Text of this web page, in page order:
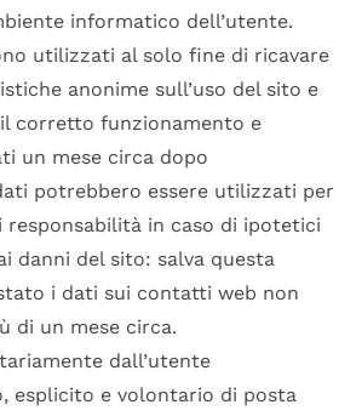
informatico dell’utente.
utilizzati al solo fine di ricavare
anonime sull’uso del sito e
corretto funzionamento e
un mese circa dopo
potrebbero essere utilizzati per
responsabilità in caso di ipotetici
danni del sito: salva questa
i dati sui contatti web non
di un mese circa.
dall’utente
esplicito e volontario di posta